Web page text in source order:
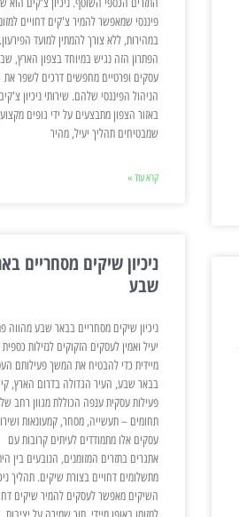
התזרים הכספי השוטף. ניכיון צ'קים הוא
פיננסי שמאפשר להמיר צ'קים דחויים
במהירות, ללא צורך להמתין למועד הפירעון.
הפתרון הזה נגיש במיוחד בצפון הארץ,
עסקים ופרטיים מחפשים דרכים לשפר את
הניהול הפיננסי שלהם. שירותי ניכיון
באזור הצפון מתבצעים על ידי גופים
שמבטיחים תהליך יעיל, מהיר
קרא עוד »
ניכיון שיקים מסחריים
שבע
ניכיון שיקים מסחריים בבאר שבע מהווה
יעיל ואמין לעסקים הזקוקים לנזילות כספית
מיידית כדי להבטיח את המשך פעילותם
בבאר שבע, העיר הגדולה בדרום הארץ,
פעילות עסקית ענפה הכוללת מגוון רחב של
תחומים – תעשייה, מסחר, קמעונאות
עסקים אלו מתמודדים לעיתים קרובות עם
אתגרים בתזרים המזומנים, הנובעים בין
מתשלומים דחויים בצורת שיקים. תהליך
השיקים מאפשר לעסקים להמיר שיקים